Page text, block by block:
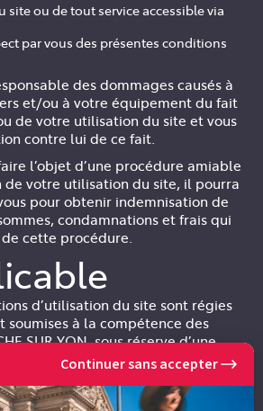
Continuer sans accepter
site ou de tout service accessible via
par vous des présentes conditions
des dommages causés à
et/ou à votre équipement du fait
de votre utilisation du site et vous
contre lui de ce fait.
l’objet d’une procédure amiable
de votre utilisation du site, il pourra
pour obtenir indemnisation de
condamnations et frais qui
cette procédure.
d’utilisation du site sont régies
soumises à la compétence des
SUR YON, sous réserve d’une
spécifique découlant d’un texte
particulier.